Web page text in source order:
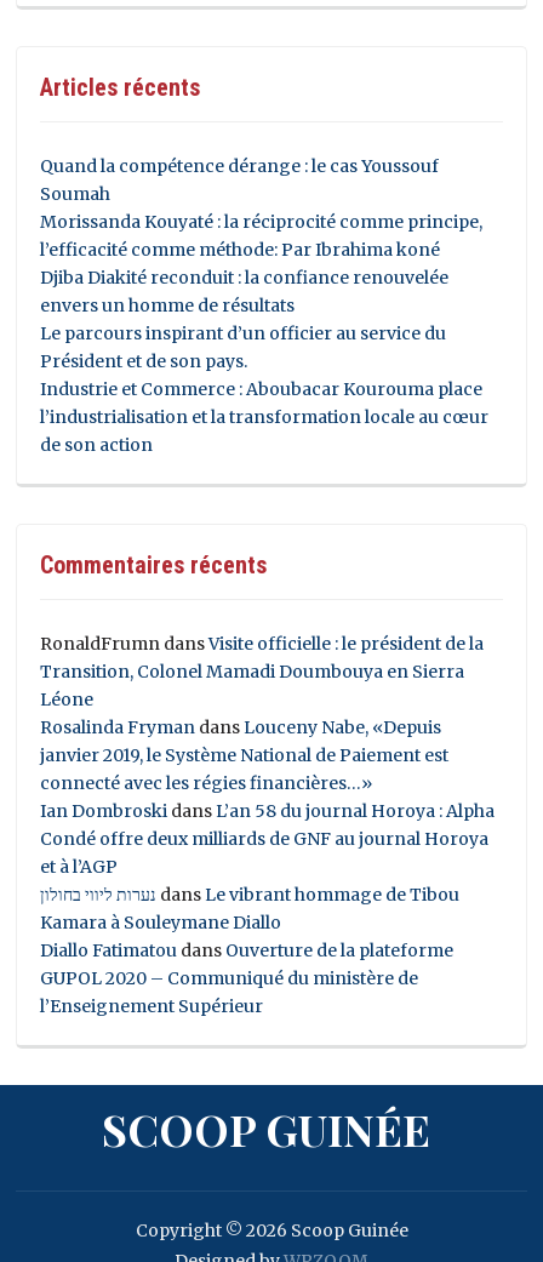
Articles récents
Quand la compétence dérange : le cas Youssouf
Soumah
Morissanda Kouyaté : la réciprocité comme principe,
l’efficacité comme méthode: Par Ibrahima koné
Djiba Diakité reconduit : la confiance renouvelée
envers un homme de résultats
Le parcours inspirant d’un officier au service du
Président et de son pays.
Industrie et Commerce : Aboubacar Kourouma place
l’industrialisation et la transformation locale au cœur
de son action
Commentaires récents
RonaldFrumn dansVisite officielle : le président de la
Transition, Colonel Mamadi Doumbouya en Sierra
Léone
Rosalinda Fryman dansLouceny Nabe, «Depuis
janvier 2019, le Système National de Paiement est
connecté avec les régies financières…»
Ian Dombroski dansL’an 58 du journal Horoya : Alpha
Condé offre deux milliards de GNF au journal Horoya
et à l’AGP
נערות ליווי בחולון dansLe vibrant hommage de Tibou
Kamara à Souleymane Diallo
Diallo Fatimatou dans Ouverture de la plateforme
GUPOL 2020 – Communiqué du ministère de
l’Enseignement Supérieur
SCOOP GUINÉE
Copyright © 2026 Scoop Guinée